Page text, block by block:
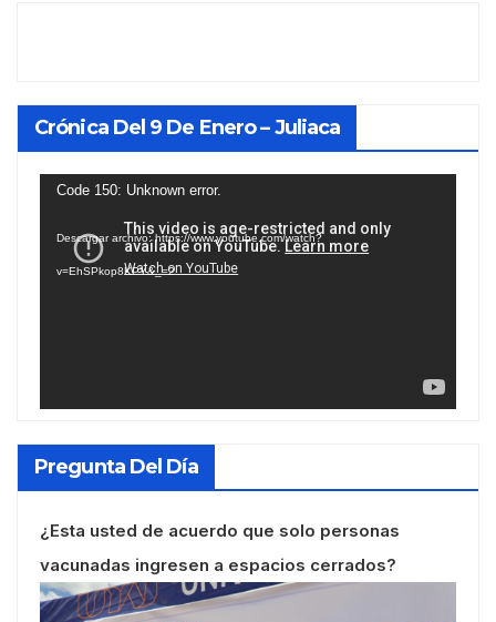
Crónica Del 9 De Enero – Juliaca
Reproductor
vídeo
Code 150: Unknown error.
Descargar archivo: https://www.youtube.com/watch?
v=EhSPkop8KPY&_=2
Pregunta Del Día
¿Esta usted de acuerdo que solo personas
vacunadas ingresen a espacios cerrados?